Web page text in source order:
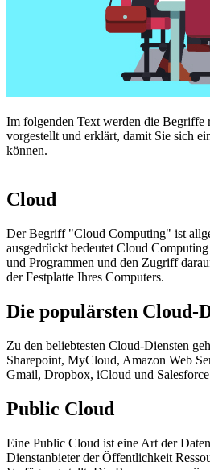
Im folgenden Text werden die Begriffe
vorgestellt und erklärt, damit Sie sich
können.
Cloud
Der Begriff "Cloud Computing" ist
ausgedrückt bedeutet Cloud
und Programmen und den Zugriff
der Festplatte Ihres Computers.
Die populärsten Cloud-
Zu den beliebtesten Cloud-Diensten
Sharepoint, MyCloud, Amazon Web
Gmail, Dropbox, iCloud und
Public Cloud
Eine Public Cloud ist eine Art der
Dienstanbieter der Öffentlichkeit